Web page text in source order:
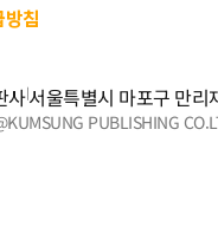
침
사|서울특별시 마포구 만리
PUBLISHING